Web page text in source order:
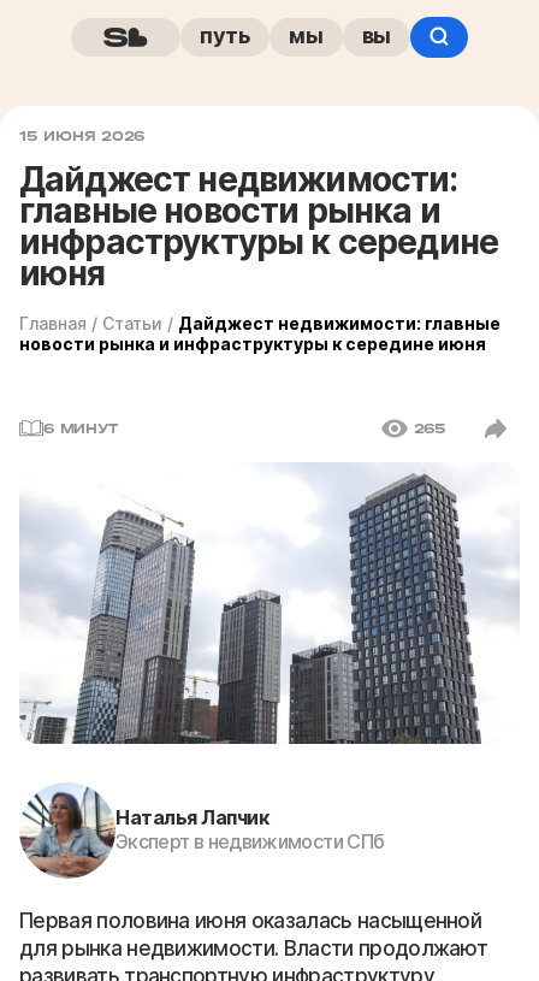
путь мы вы
15 ИЮНЯ 2026
Дайджест недвижимости:
главные новости рынка и
инфраструктуры к середине
июня
Главная / Статьи / Дайджест недвижимости: главные
новости рынка и инфраструктуры к середине июня
6 МИНУТ 265
Наталья Лапчик
Эксперт в недвижимости СПб
Первая половина июня оказалась насыщенной
для рынка недвижимости. Власти продолжают
развивать транспортную инфраструктуру